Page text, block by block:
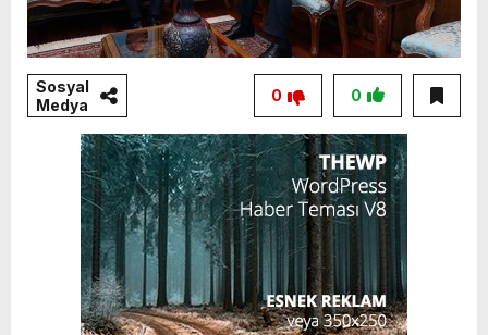
Sosyal
Medya
0
0